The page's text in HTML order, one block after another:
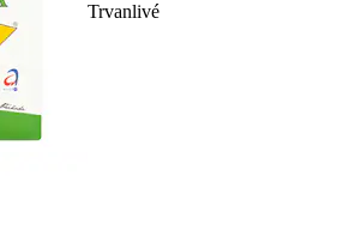
Trvanlivé